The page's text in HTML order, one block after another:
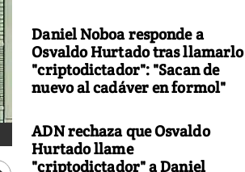
Daniel Noboa responde a
Osvaldo Hurtado tras llamarlo
"criptodictador": "Sacan de
nuevo al cadáver en formol"
ADN rechaza que Osvaldo
Hurtado llame
"criptodictador" a Daniel